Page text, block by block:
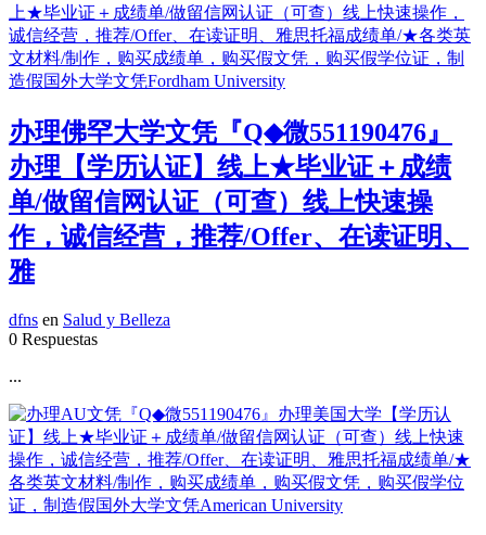
办理佛罕大学文凭『Q◆微551190476』
办理【学历认证】线上★毕业证＋成绩
单/做留信网认证（可查）线上快速操
作，诚信经营，推荐/Offer、在读证明、
雅
dfns en Salud y Belleza
0 Respuestas
...